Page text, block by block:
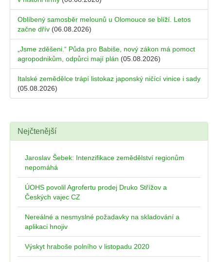
Oblíbený samosběr melounů u Olomouce se blíží. Letos
začne dřív (06.08.2026)
„Jsme zděšeni.“ Půda pro Babiše, nový zákon má pomoct
agropodnikům, odpůrci mají plán (05.08.2026)
Italské zemědělce trápí listokaz japonský ničící vinice i sady
(05.08.2026)
Nejčtenější
Jaroslav Šebek: Intenzifikace zemědělství regionům
nepomáhá
ÚOHS povolil Agrofertu prodej Druko Střížov a
Českých vajec CZ
Nereálné a nesmyslné požadavky na skladování a
aplikaci hnojiv
Výskyt hraboše polního v listopadu 2020